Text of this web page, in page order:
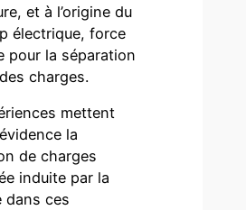
et à l’origine du
électrique, force
pour la séparation
des charges.
mettent
la
de charges
induite par la
dans ces